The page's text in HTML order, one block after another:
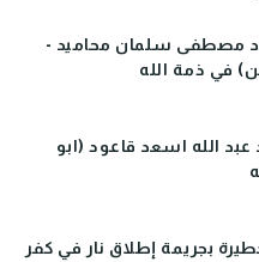
مصطفى سلمان محاميد -
في ذمة الله
عبد الله اسعد قاعود (ابو
بجريمة إطلاق نار في كفر